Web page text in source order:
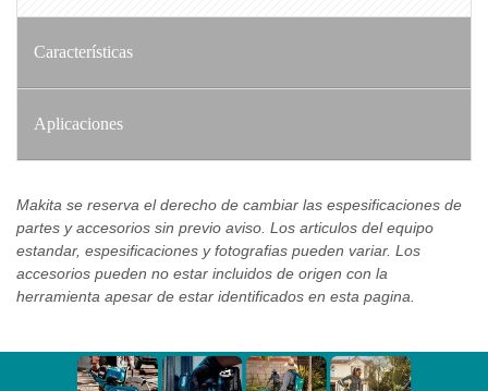
Características
Aplicaciones
Makita se reserva el derecho de cambiar las espesificaciones de
partes y accesorios sin previo aviso. Los articulos del equipo
estandar, espesificaciones y fotografias pueden variar. Los
accesorios pueden no estar incluidos de origen con la
herramienta apesar de estar identificados en esta pagina.